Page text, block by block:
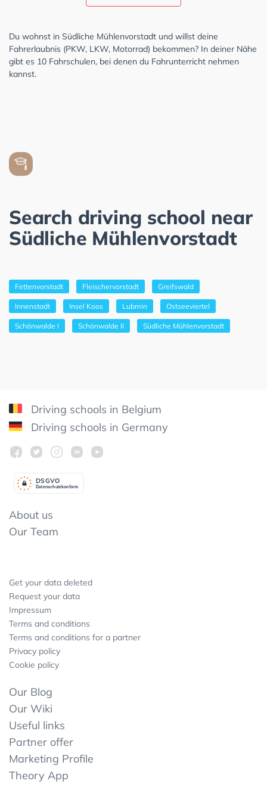
Du wohnst in Südliche Mühlenvorstadt und willst deine
Fahrerlaubnis (PKW, LKW, Motorrad) bekommen? In deiner Nähe
gibt es 10 Fahrschulen, bei denen du Fahrunterricht nehmen
kannst.
Search driving school near
Südliche Mühlenvorstadt
Fettenvorstadt Fleischervorstadt Greifswald
Innenstadt Insel Koos Lubmin Ostseeviertel
Schönwalde I Schönwalde II Südliche Mühlenvorstadt
Driving schools in Belgium
Driving schools in Germany
Datenschutzkonform
DSGVO
About us
Our Team
Get your data deleted
Request your data
Impressum
Terms and conditions
Terms and conditions for a partner
Privacy policy
Cookie policy
Our Blog
Our Wiki
Useful links
Partner offer
Marketing Profile
Theory App